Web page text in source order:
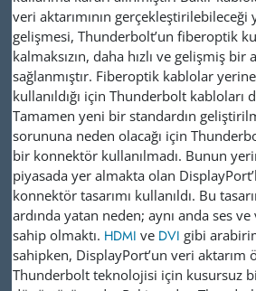
veri aktarımının
gelişmesi, Thunderbolt’un fiberoptik
kalmaksızın, daha hızlı ve gelişmiş bir
sağlanmıştır. Fiberoptik kablolar
kullanıldığı için Thunderbolt kabloları
Tamamen yeni bir standardın
sorununa neden olacağı için
bir konnektör kullanılmadı. Bunun
piyasada yer almakta olan
konnektör tasarımı kullanıldı. Bu
ardında yatan neden; aynı anda ses ve
sahip olmaktı. HDMI ve DVI gibi
sahipken, DisplayPort’un veri aktarım
Thunderbolt teknolojisi için kusursuz